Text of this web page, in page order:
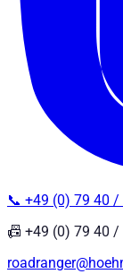
📞 +49 (0) 79 40 /
📠 +49 (0) 79 40 /